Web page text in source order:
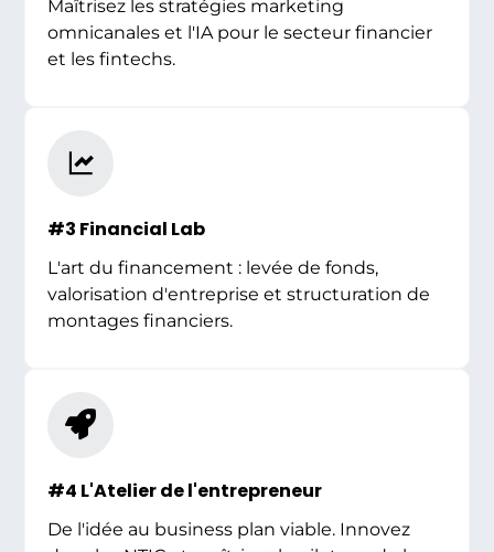
Maîtrisez les stratégies marketing
omnicanales et l'IA pour le secteur financier
et les fintechs.
#3 Financial Lab
L'art du financement : levée de fonds,
valorisation d'entreprise et structuration de
montages financiers.
#4 L'Atelier de l'entrepreneur
De l'idée au business plan viable. Innovez